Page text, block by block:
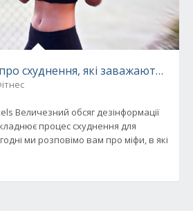
схуднення, які заважають вам
Величезний обсяг дезінформації
процес схуднення для
ми розповімо вам про міфи, в які